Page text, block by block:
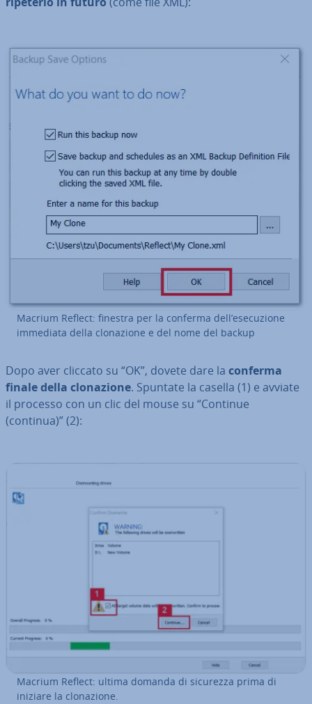
Macrium Reflect: finestra per la conferma dell’ese­cu­zio­ne
immediata della clo­na­zio­ne e del nome del backup
Dopo aver cliccato su “OK”, dovete dare la conferma
finale della clo­na­zio­ne. Spuntate la casella (1) e avviate
il processo con un clic del mouse su “Continue
(continua)” (2):
Macrium Reflect: ultima domanda di sicurezza prima di
iniziare la clo­na­zio­ne.